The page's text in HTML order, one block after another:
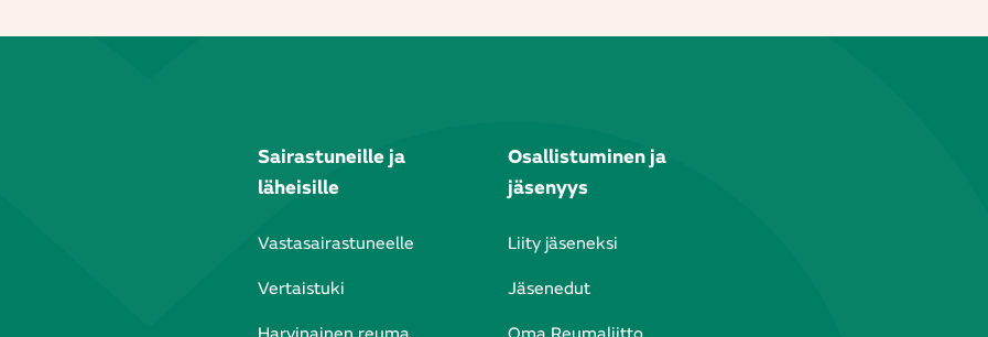
Sairastuneille ja
läheisille
Vastasairastuneelle
Vertaistuki
Osallistuminen ja
jäsenyys
Liity jäseneksi
Jäsenedut